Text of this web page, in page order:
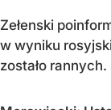
Zełenski
w wyniku
zostało rannych.